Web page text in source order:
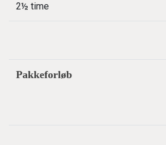
2½ time
Pakkeforløb